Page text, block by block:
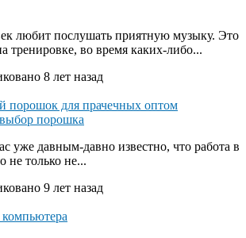
любит послушать приятную музыку. Это
тренировке, во время каких-либо...
8 лет назад
порошка
уже давным-давно известно, что работа в
не только не...
9 лет назад